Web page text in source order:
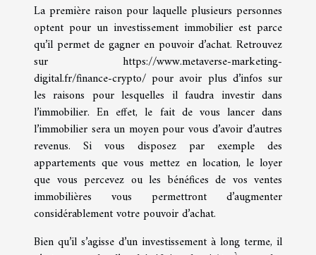
La première raison pour laquelle plusieurs personnes
optent pour un investissement immobilier est parce
qu’il permet de gagner en pouvoir d’achat. Retrouvez
sur https://www.metaverse-marketing-
digital.fr/finance-crypto/ pour avoir plus d’infos sur
les raisons pour lesquelles il faudra investir dans
l’immobilier. En effet, le fait de vous lancer dans
l’immobilier sera un moyen pour vous d’avoir d’autres
revenus. Si vous disposez par exemple des
appartements que vous mettez en location, le loyer
que vous percevez ou les bénéfices de vos ventes
immobilières vous permettront d’augmenter
considérablement votre pouvoir d’achat.
Bien qu’il s’agisse d’un investissement à long terme, il